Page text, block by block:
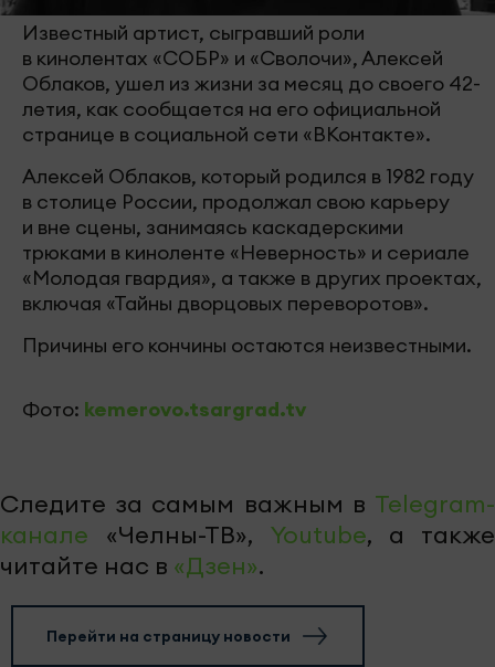
Известный артист, сыгравший роли
в кинолентах «СОБР» и «Сволочи», Алексей
Облаков, ушел из жизни за месяц до своего 42-
летия, как сообщается на его официальной
странице в социальной сети «ВКонтакте».
Алексей Облаков, который родился в 1982 году
в столице России, продолжал свою карьеру
и вне сцены, занимаясь каскадерскими
трюками в киноленте «Неверность» и сериале
«Молодая гвардия», а также в других проектах,
включая «Тайны дворцовых переворотов».
Причины его кончины остаются неизвестными.
Фото: kemerovo.tsargrad.tv
Следите за самым важным в Telegram-
канале «Челны-ТВ», Youtube, а также
читайте нас в «Дзен».
Перейти на страницу новости